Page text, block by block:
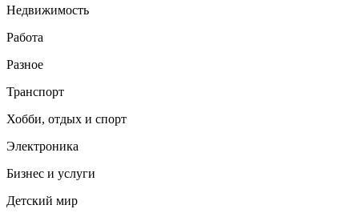
Недвижимость
Работа
Разное
Транспорт
Хобби, отдых и спорт
Электроника
Бизнес и услуги
Детский мир